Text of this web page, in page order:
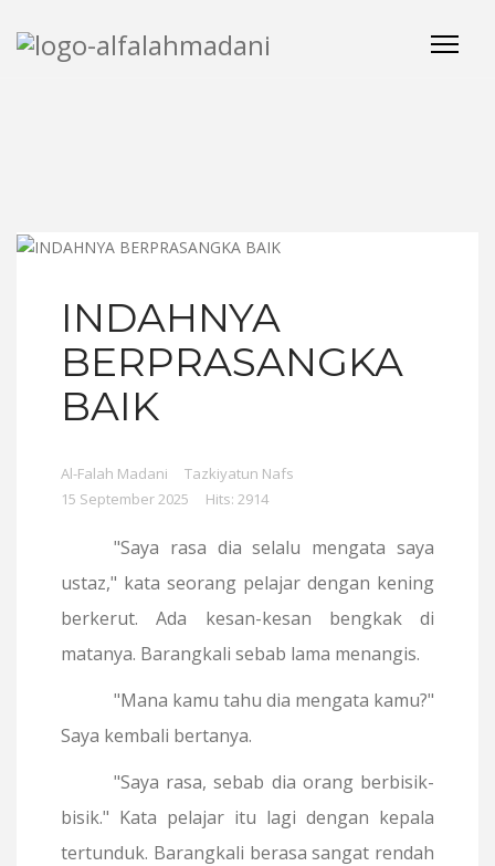
INDAHNYA
BERPRASANGKA
BAIK
Al-Falah Madani
Tazkiyatun Nafs
15 September 2025
Hits: 2914
"Saya rasa dia selalu mengata saya
ustaz," kata seorang pelajar dengan kening
berkerut. Ada kesan-kesan bengkak di
matanya. Barangkali sebab lama menangis.
"Mana kamu tahu dia mengata kamu?"
Saya kembali bertanya.
"Saya rasa, sebab dia orang berbisik-
bisik." Kata pelajar itu lagi dengan kepala
tertunduk. Barangkali berasa sangat rendah